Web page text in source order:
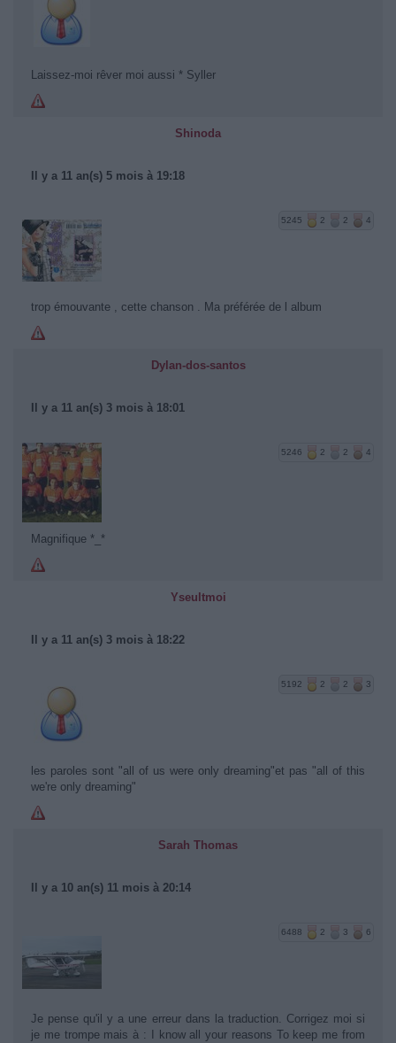
Laissez-moi rêver moi aussi * Syller
Shinoda
Il y a 11 an(s) 5 mois à 19:18
5245 2 2 4
trop émouvante , cette chanson . Ma préférée de l album
Dylan-dos-santos
Il y a 11 an(s) 3 mois à 18:01
5246 2 2 4
Magnifique *_*
Yseultmoi
Il y a 11 an(s) 3 mois à 18:22
5192 2 2 3
les paroles sont "all of us were only dreaming"et pas "all of this
we're only dreaming"
Sarah Thomas
Il y a 10 an(s) 11 mois à 20:14
6488 2 3 6
Je pense qu'il y a une erreur dans la traduction. Corrigez moi si
je me trompe mais à : I know all your reasons To keep me from